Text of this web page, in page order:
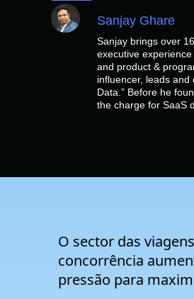
Sanjay Ghare
Sanjay brings over
executive
and product &
influencer, leads and
Data.” Before he
the charge for SaaS
O sector das
concorrência
pressão para